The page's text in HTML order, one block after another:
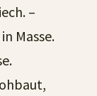
–
Masse.